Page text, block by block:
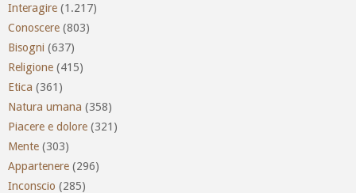
Interagire (1.217)
Conoscere (803)
Bisogni (637)
Religione (415)
Etica (361)
Natura umana (358)
Piacere e dolore (321)
Mente (303)
Appartenere (296)
Inconscio (285)